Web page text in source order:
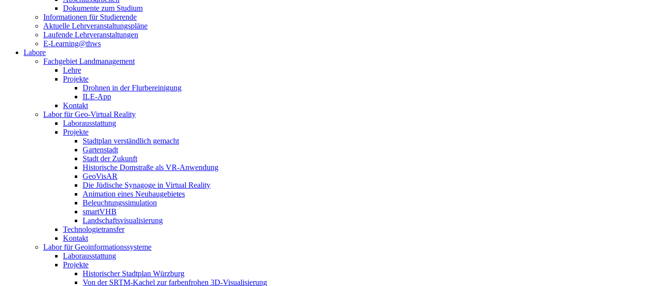
Dokumente zum Studium
Informationen für Studierende
Aktuelle Lehrveranstaltungspläne
Laufende Lehrveranstaltungen
E-Learning@thws
Labore
Fachgebiet Landmanagement
Lehre
Projekte
Drohnen in der Flurbereinigung
ILE-App
Kontakt
Labor für Geo-Virtual Reality
Laborausstattung
Projekte
Stadtplan verständlich gemacht
Gartenstadt
Stadt der Zukunft
Historische Domstraße als VR-Anwendung
GeoVisAR
Die Jüdische Synagoge in Virtual Reality
Animation eines Neubaugebietes
Beleuchtungssimulation
smartVHB
Landschaftsvisualisierung
Technologietransfer
Kontakt
Labor für Geoinformationssysteme
Laborausstattung
Projekte
Historischer Stadtplan Würzburg
Von der SRTM-Kachel zur farbenfrohen 3D-Visualisierung